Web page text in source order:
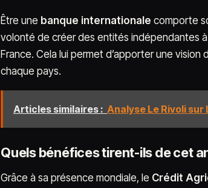
Être une banque internationale comporte
volonté de créer des entités indépendantes
France. Cela lui permet d’apporter une
chaque pays.
Articles similaires : Analyse Le Rivoli sur
Quels bénéfices tirent-ils de cet
Grâce à sa présence mondiale, le Crédit